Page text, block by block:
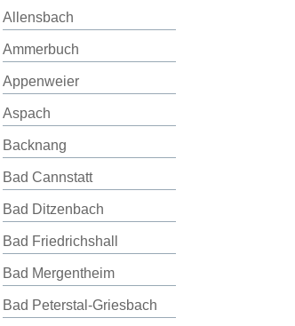
Allensbach
Ammerbuch
Appenweier
Aspach
Backnang
Bad Cannstatt
Bad Ditzenbach
Bad Friedrichshall
Bad Mergentheim
Bad Peterstal-Griesbach